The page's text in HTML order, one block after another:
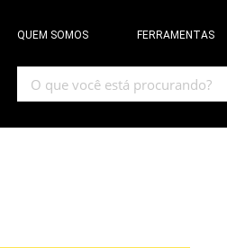
QUEM SOMOS FERRAMENTAS